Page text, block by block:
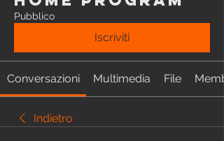
Pubblico
Iscriviti
Conversazioni Multimedia File
Indietro